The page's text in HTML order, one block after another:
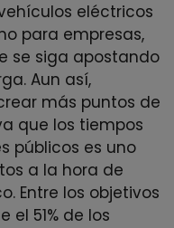
eléctricos
para empresas,
se siga apostando
Aun así,
más puntos de
que los tiempos
públicos es uno
a la hora de
Entre los objetivos
51% de los